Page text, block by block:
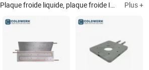
Plaque froide liquide, plaque froide IGBT, plaque de refroidissement à eau, plaque de refroidissement liquide, plaque froide pour équipement laser, plaque froide de soudage par friction, plaque froide FSW, plaque froide liquide sur mesure, plaque froide à microcanaux Plus +